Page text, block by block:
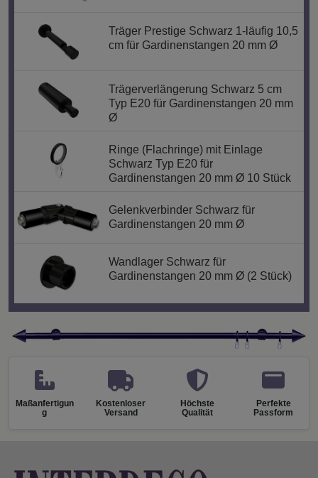
Träger Prestige Schwarz 1-läufig 10,5
cm für Gardinenstangen 20 mm Ø
Trägerverlängerung Schwarz 5 cm
Typ E20 für Gardinenstangen 20 mm
Ø
Ringe (Flachringe) mit Einlage
Schwarz Typ E20 für
Gardinenstangen 20 mm Ø 10 Stück
Gelenkverbinder Schwarz für
Gardinenstangen 20 mm Ø
Wandlager Schwarz für
Gardinenstangen 20 mm Ø (2 Stück)
Maßanfertigun
g
Kostenloser
Versand
Höchste
Qualität
Perfekte
Passform